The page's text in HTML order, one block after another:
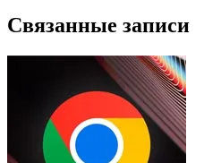
Связанные записи